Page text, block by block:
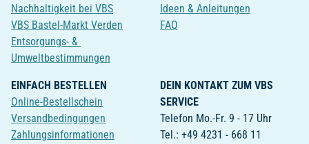
Nachhaltigkeit bei VBS
VBS Bastel-Markt Verden
Entsorgungs- &
Umweltbestimmungen
Ideen & Anleitungen
FAQ
EINFACH BESTELLEN
Online-Bestellschein
Versandbedingungen
Zahlungsinformationen
DEIN KONTAKT ZUM VBS
SERVICE
Telefon Mo.-Fr. 9 - 17 Uhr
Tel.: +49 4231 - 668 11